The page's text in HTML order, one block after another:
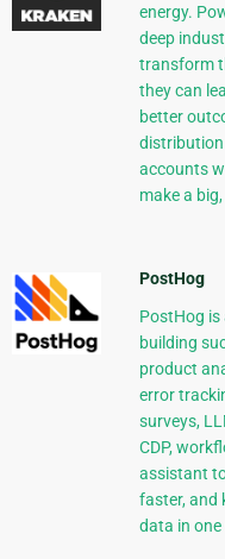
energy.
deep
transform
they can
better
distribution
accounts
make a
PostHog
PostHog is
building
product
error
surveys,
CDP,
assistant
faster, and
data in